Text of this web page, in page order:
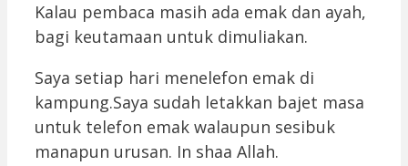
Kalau pembaca masih ada emak dan ayah,
bagi keutamaan untuk dimuliakan.
Saya setiap hari menelefon emak di
kampung.Saya sudah letakkan bajet masa
untuk telefon emak walaupun sesibuk
manapun urusan. In shaa Allah.